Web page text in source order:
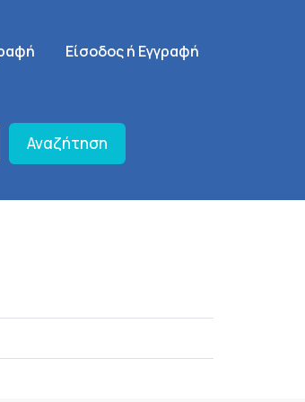
SignUp Menu
Είσοδος ή Εγγραφή
Αναζήτηση